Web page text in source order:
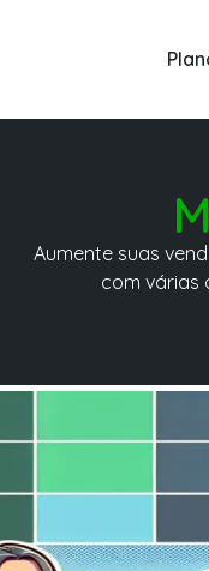
Aumente suas
com várias